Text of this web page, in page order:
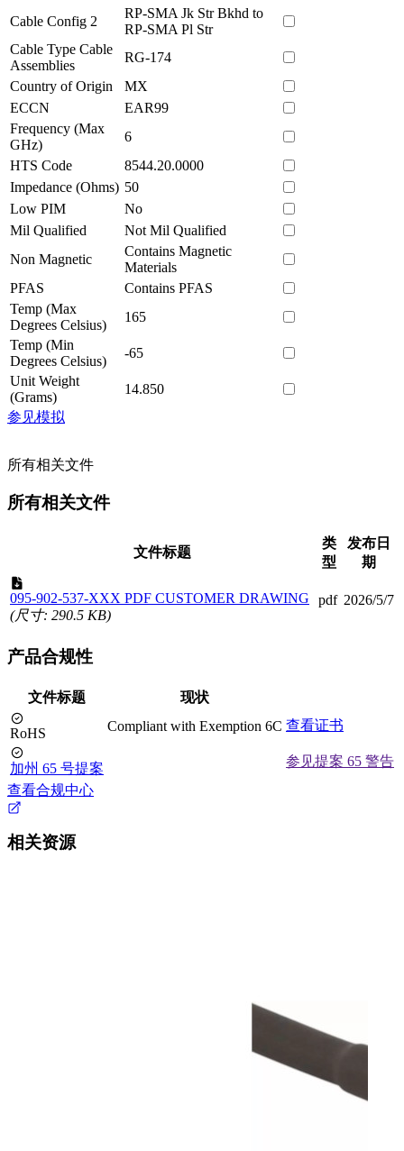
Cable Config 2
RP-SMA Jk Str Bkhd to
RP-SMA Pl Str
Cable Type Cable
Assemblies
RG-174
Country of Origin
MX
ECCN
EAR99
Frequency (Max
GHz)
6
HTS Code
8544.20.0000
Impedance (Ohms) 50
Low PIM
No
Mil Qualified
Not Mil Qualified
Non Magnetic
Contains Magnetic
Materials
PFAS
Contains PFAS
Temp (Max
Degrees Celsius)
165
Temp (Min
Degrees Celsius)
-65
Unit Weight
(Grams)
14.850
参见模拟
所有相关文件
所有相关文件
文件标题
类
型
发布日
期
095-902-537-XXX PDF CUSTOMER DRAWING
(尺寸: 290.5 KB)
pdf 2026/5/7
产品合规性
文件标题 现状
RoHS Compliant with Exemption 6C 查看证书
加州 65 号提案
参见提案 65 警告
查看合规中心
相关资源